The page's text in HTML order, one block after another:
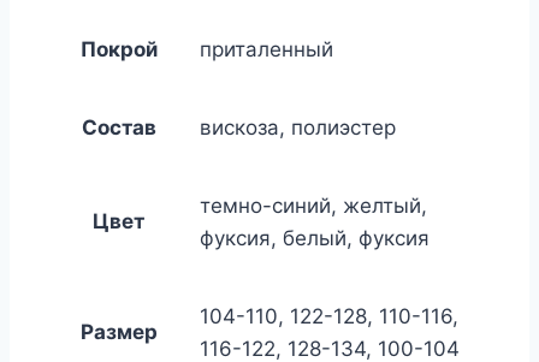
Покрой приталенный
Состав вискоза, полиэстeр
Цвет
темно-синий, желтый,
фуксия, белый, фуксия
Размер
104-110, 122-128, 110-116,
116-122, 128-134, 100-104